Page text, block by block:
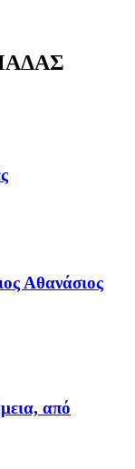
Αθανάσιος
από